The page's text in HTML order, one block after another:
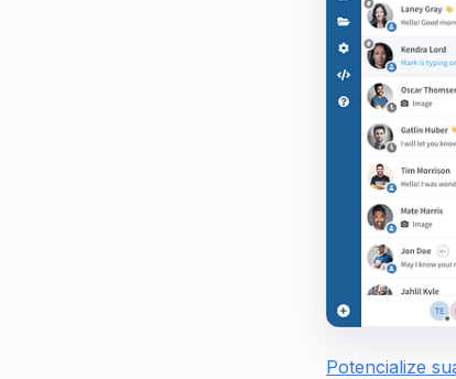
Potencialize